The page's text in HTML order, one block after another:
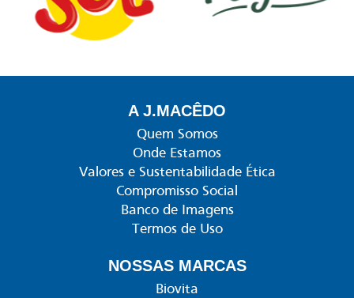
A J.MACÊDO
Quem Somos
Onde Estamos
Valores e Sustentabilidade Ética
Compromisso Social
Banco de Imagens
Termos de Uso
NOSSAS MARCAS
Biovita